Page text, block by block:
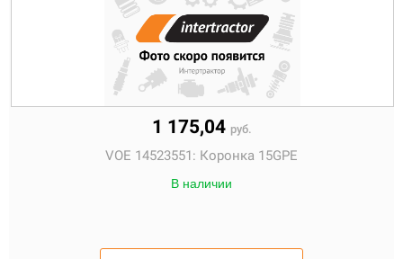
1 175,04 руб.
VOE 14523551: Коронка 15GPE
В наличии